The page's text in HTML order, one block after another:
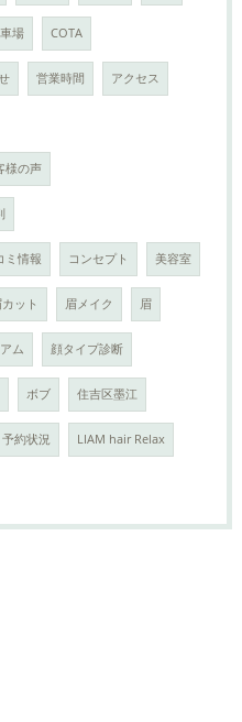
場 COTA
営業時間 アクセス
様の声
ミ情報 コンセプト 美容室
カット 眉メイク 眉
ム 顔タイプ診断
ボブ 住吉区墨江
予約状況 LIAM hair Relax